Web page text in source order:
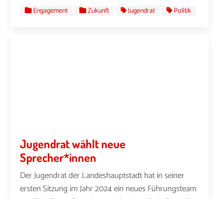
Engagement Zukunft Jugendrat Politik
Jugendrat wählt neue
Sprecher*innen
Der Jugendrat der Landeshauptstadt hat in seiner
ersten Sitzung im Jahr 2024 ein neues Führungsteam